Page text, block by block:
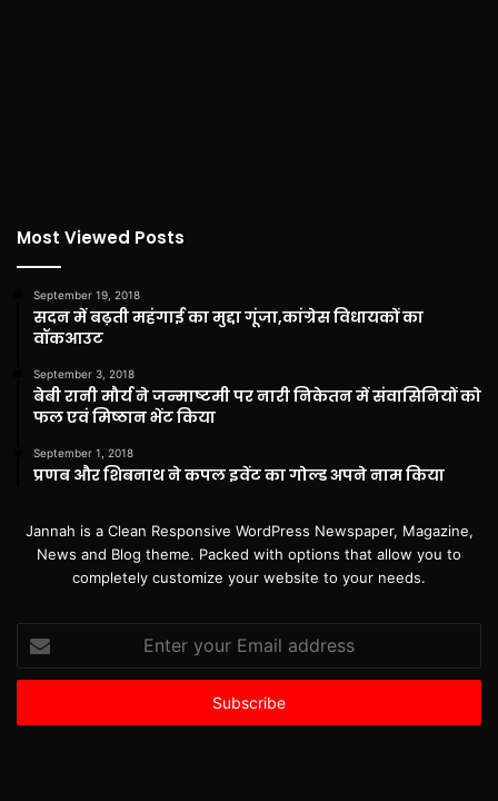
Most Viewed Posts
September 19, 2018
सदन में बढ़ती महंगाई का मुद्दा गूंजा,कांग्रेस विधायकों का
वॉकआउट
September 3, 2018
बेबी रानी मौर्य ने जन्माष्टमी पर नारी निकेतन में संवासिनियों को
फल एवं मिष्ठान भेंट किया
September 1, 2018
प्रणब और शिबनाथ ने कपल इवेंट का गोल्ड अपने नाम किया
Jannah is a Clean Responsive WordPress Newspaper, Magazine,
News and Blog theme. Packed with options that allow you to
completely customize your website to your needs.
your
Email